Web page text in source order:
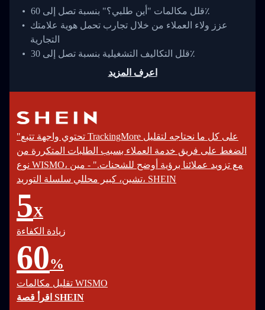
قلل مكالمات "أين طلبي؟" بنسبة تصل إلى 60٪
عزز ولاء العملاء من خلال تجارب تحمل هوية علامتك
التجارية
قلل التكاليف التشغيلية بنسبة تصل إلى 30٪
اعرف المزيد
"تحتوي واجهة تتبع TrackingMore على كل ما نحتاجه لتقليل
الضغط على فريق خدمة العملاء بسبب الطلبات المتكررة من
نوع WISMO، مع تزويد عملائنا برؤية أوضح للشحنات." - مين
تشين، كبير محللي سلسلة التوريد، SHEIN
5X
زيادة الكفاءة
60%
تقليل مكالمات WISMO
اقرأ قصة SHEIN